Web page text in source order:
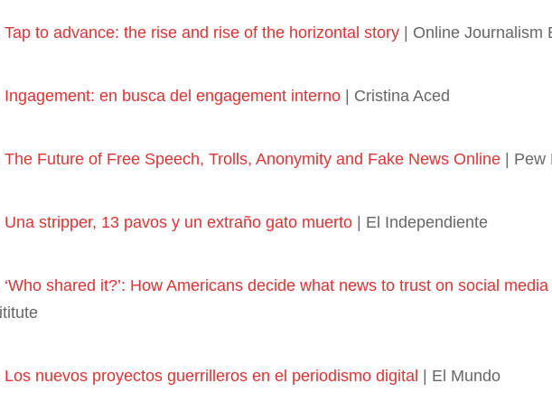
Tap to advance: the rise and rise of the horizontal story | Online Journalism
Ingagement: en busca del engagement interno | Cristina Aced
The Future of Free Speech, Trolls, Anonymity and Fake News Online | Pew
Una stripper, 13 pavos y un extraño gato muerto | El Independiente
‘Who shared it?’: How Americans decide what news to trust on social media
Los nuevos proyectos guerrilleros en el periodismo digital | El Mundo